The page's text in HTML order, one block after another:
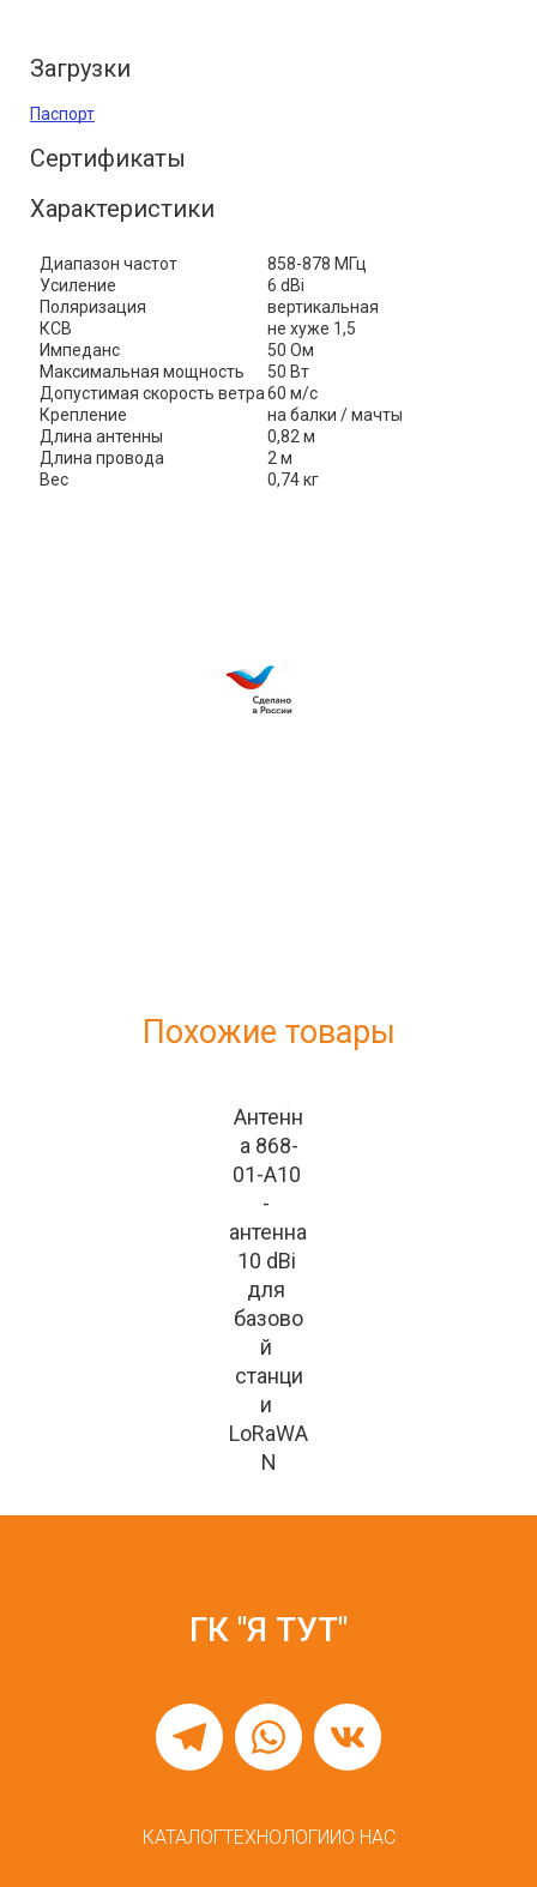
Загрузки
Паспорт
Сертификаты
Характеристики
Диапазон частот
858-878 МГц
Усиление
6 dBi
Поляризация
вертикальная
КСВ
не хуже 1,5
Импеданс
50 Ом
Максимальная мощность
50 Вт
Допустимая скорость ветра60 м/с
Крепление
на балки / мачты
Длина антенны
0,82 м
Длина провода
2 м
Вес
0,74 кг
Похожие товары
Антенн
а 868-
01-А10
-
антенна
10 dBi
для
базово
й
станци
и
LoRaWA
N
ГК "Я ТУТ"
КАТАЛОГТЕХНОЛОГИИО НАС